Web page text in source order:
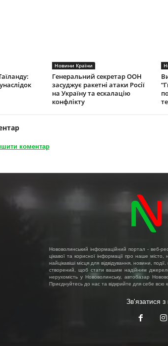
Новини Країни
Генеральний секретар ООН
засуджує ракетні атаки Росії
на Україну та ескалацію
конфлікту
коментар
Нововолинський інформаційний портал - веб-
цікавої та корисної інформації про наше
найцікавіші місця для відвідування, новини,
створений, щоб стати вашим надійним
нерухомість у Нововолинську, автобазар
Приєднуйтесь до нас та відкрийте для себе всю
Зв'язатися